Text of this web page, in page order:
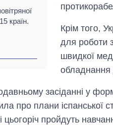
країн.
Крім того,
для роботи
швидкої
обладнання
засіданні у
про плани іспанської
цьогоріч пройдуть